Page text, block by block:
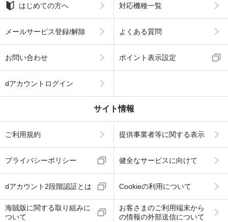
はじめての方へ 対応機種一覧
メールサービス登録/解除 よくある質問
お問い合わせ ポイント表示設定
dアカウントログイン
サイト情報
ご利用規約 提供事業者等に関する表示
プライバシーポリシー 健全なサービスに向けて
dアカウント2段階認証とは Cookieの利用について
海賊版に関する取り組みに
ついて
お客さまのご利用端末から
の情報の外部送信について